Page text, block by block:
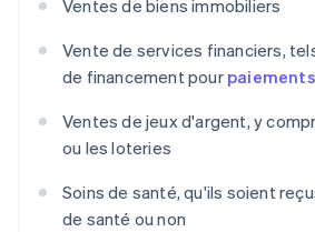
Ventes de biens immobiliers
Vente de services financiers,
de financement pour
Ventes de jeux d'argent, y
ou les loteries
Soins de santé, qu'ils soient
de santé ou non